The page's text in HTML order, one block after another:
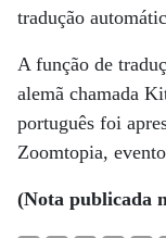
tradução
A função de
alemã chamada
português foi
Zoomtopia,
(Nota publicada